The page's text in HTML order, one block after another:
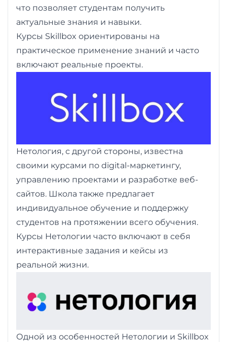
что позволяет студентам получить
актуальные знания и навыки.
Курсы Skillbox ориентированы на
практическое применение знаний и часто
включают реальные проекты.
Нетология, с другой стороны, известна
своими курсами по digital-маркетингу,
управлению проектами и разработке веб-
сайтов. Школа также предлагает
индивидуальное обучение и поддержку
студентов на протяжении всего обучения.
Курсы Нетологии часто включают в себя
интерактивные задания и кейсы из
реальной жизни.
Одной из особенностей Нетологии и Skillbox
Психология
и
саморазвитие
Репетиторы
на
профориентацию